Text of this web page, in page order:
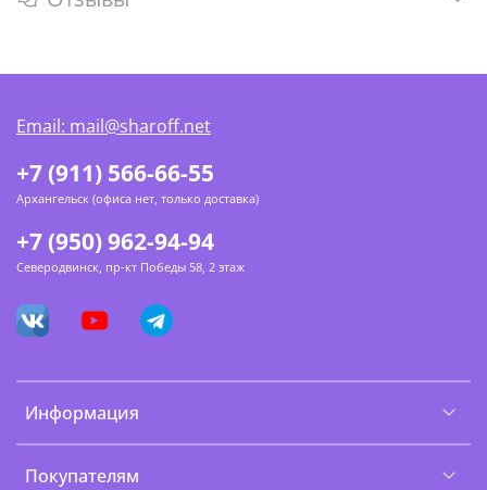
Информация
Покупателям
+7 (911) 566-66-55
Архангельск (офиса нет, только доставка)
+7 (950) 962-94-94
Северодвинск, пр-кт Победы 58, 2 этаж
Email: mail@sharoff.net